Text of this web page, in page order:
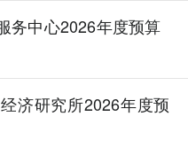
务中心2026年度预算
济研究所2026年度预